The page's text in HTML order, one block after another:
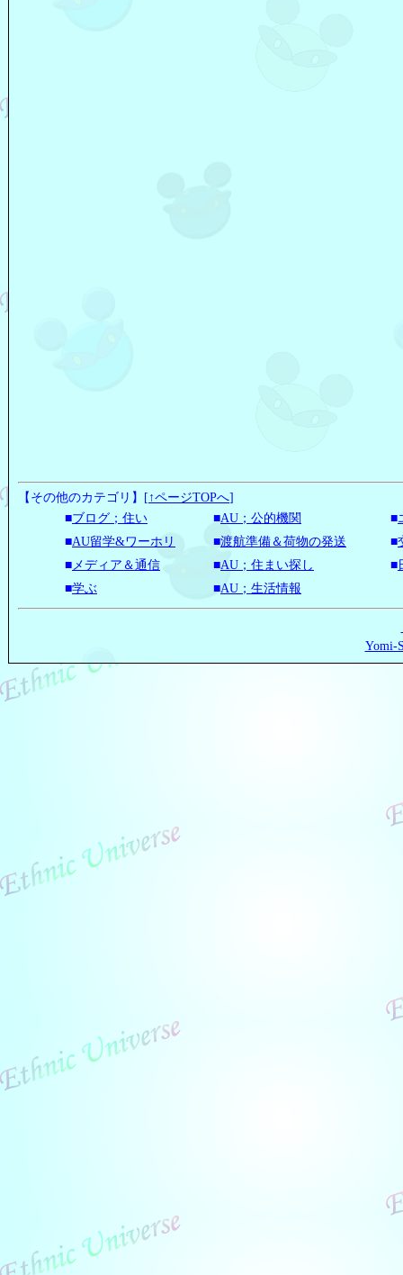
【その他のカテゴリ】 [ ↑ページTOPへ]
■ブログ；住い ■AU；公的機関 ■
■AU留学&ワーホリ ■渡航準備＆荷物の発送 ■
■メディア＆通信 ■AU；住まい探し ■
■学ぶ ■AU；生活情報
Yomi-